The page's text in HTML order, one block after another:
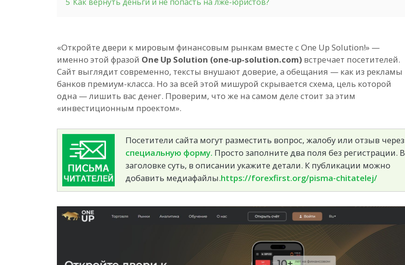
«Откройте двери к мировым финансовым рынкам вместе с One Up Solution!» —
именно этой фразой One Up Solution (one-up-solution.com) встречает посетителей.
Сайт выглядит современно, тексты внушают доверие, а обещания — как из рекламы
банков премиум-класса. Но за всей этой мишурой скрывается схема, цель которой
одна — лишить вас денег. Проверим, что же на самом деле стоит за этим
«инвестиционным проектом».
Посетители сайта могут разместить вопрос, жалобу или отзыв через
специальную форму. Просто заполните два поля без регистрации. В
заголовке суть, в описании укажите детали. К публикации можно
добавить медиафайлы.https://forexfirst.org/pisma-chitatelej/